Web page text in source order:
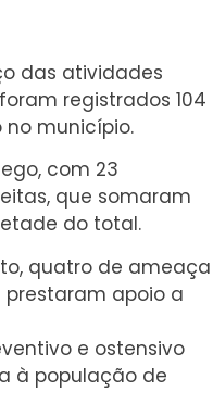
das atividades
registrados 104
município.
com 23
que somaram
do total.
quatro de ameaça
prestaram apoio a
e ostensivo
à população de